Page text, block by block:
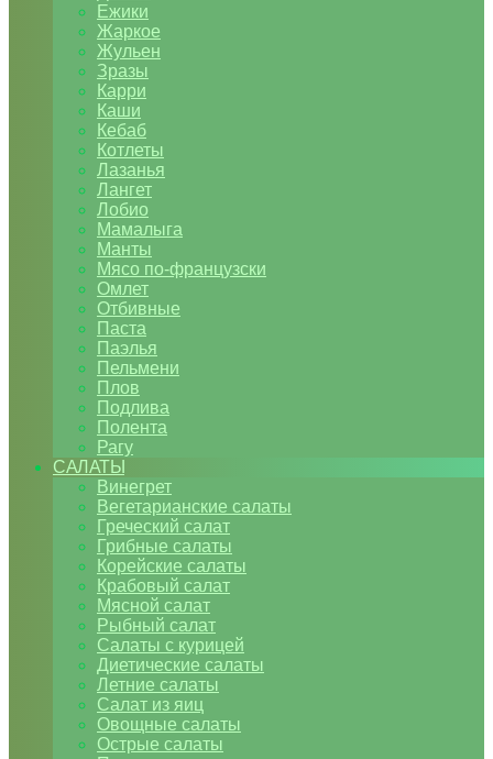
Ежики
Жаркое
Жульен
Зразы
Карри
Каши
Кебаб
Котлеты
Лазанья
Лангет
Лобио
Мамалыга
Манты
Мясо по-французски
Омлет
Отбивные
Паста
Паэлья
Пельмени
Плов
Подлива
Полента
Рагу
САЛАТЫ
Винегрет
Вегетарианские салаты
Греческий салат
Грибные салаты
Корейские салаты
Крабовый салат
Мясной салат
Рыбный салат
Салаты с курицей
Диетические салаты
Летние салаты
Салат из яиц
Овощные салаты
Острые салаты